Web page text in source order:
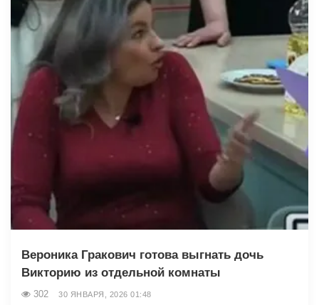
Вероника Гракович готова выгнать дочь
Викторию из отдельной комнаты
302 30 ЯНВАРЯ, 2026 01:48